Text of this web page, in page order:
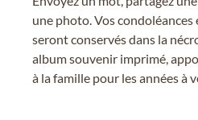
une photo. Vos
seront conservés dans la
album souvenir imprimé,
à la famille pour les années à